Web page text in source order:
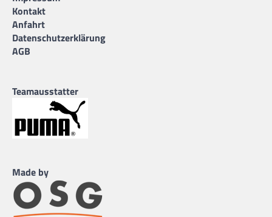
Kontakt
Anfahrt
Datenschutzerklärung
AGB
Teamausstatter
Made by